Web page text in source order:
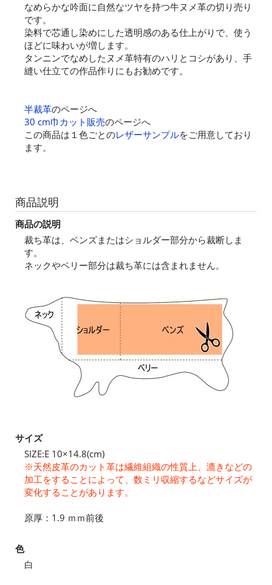
なめらかな吟面に自然なツヤを持つ牛ヌメ革の切り売り
です。
染料で芯通し染めにした透明感のある仕上がりで、使う
ほどに味わいが増します。
タンニンでなめしたヌメ革特有のハリとコシがあり、手
縫い仕立ての作品作りにもお勧めです。
半裁革のページへ
30 cm巾カット販売のページへ
この商品は１色ごとのレザーサンプルをご用意しており
ます。
商品説明
商品の説明
裁ち革は、ベンズまたはショルダー部分から裁断しま
す。
ネックやベリー部分は裁ち革には含まれません。
サイズ
SIZE:E 10×14.8(cm)
※天然皮革のカット革は繊維組織の性質上、漉きなどの
加工をすることによって、数ミリ収縮するなどサイズが
変化することがあります。
原厚：1.9 ｍｍ前後
色
白